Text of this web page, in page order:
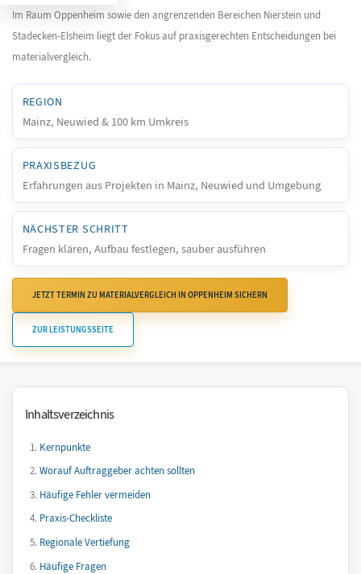
Im Raum Oppenheim sowie den angrenzenden Bereichen Nierstein und
Stadecken-Elsheim liegt der Fokus auf praxisgerechten Entscheidungen bei
materialvergleich.
REGION
Mainz, Neuwied & 100 km Umkreis
PRAXISBEZUG
Erfahrungen aus Projekten in Mainz, Neuwied und Umgebung
NÄCHSTER SCHRITT
Fragen klären, Aufbau festlegen, sauber ausführen
JETZT TERMIN ZU MATERIALVERGLEICH IN OPPENHEIM SICHERN
ZUR LEISTUNGSSEITE
Inhaltsverzeichnis
Kernpunkte
Worauf Auftraggeber achten sollten
Häufige Fehler vermeiden
Praxis-Checkliste
Regionale Vertiefung
Häufige Fragen